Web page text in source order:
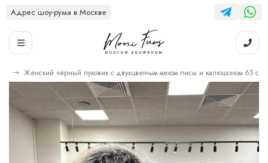
Адрес шоу-рума в Москве
Женский чёрный пуховик с двухцветным мехом лисы и капюшоном 65 см